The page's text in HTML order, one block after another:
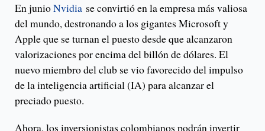
En junioNvidia se convirtió en la empresa más valiosa
del mundo, destronando a los gigantes Microsoft y
Apple que se turnan el puesto desde que alcanzaron
valorizaciones por encima del billón de dólares. El
nuevo miembro del club se vio favorecido del impulso
de la inteligencia artificial (IA) para alcanzar el
preciado puesto.
Ahora, los inversionistas colombianos podrán invertir